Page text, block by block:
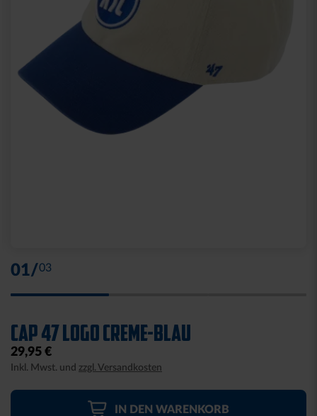
01/03
the
beginning
of
the
CAP 47 LOGO CREME-BLAU
29,95 €
Inkl. Mwst. und zzgl. Versandkosten
IN DEN WARENKORB